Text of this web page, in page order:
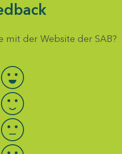
mit der Website der SAB?
auswählen